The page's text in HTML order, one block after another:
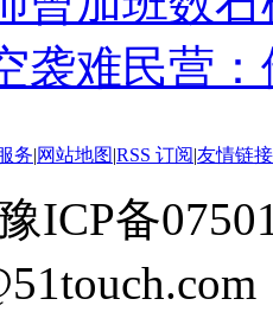
袭难民营
务|网站地图|RSS 订阅|友情链接
ICP备